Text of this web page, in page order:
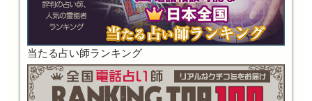
当たる占い師ランキング